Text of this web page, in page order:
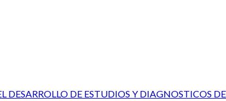
DESARROLLO DE ESTUDIOS Y DIAGNOSTICOS